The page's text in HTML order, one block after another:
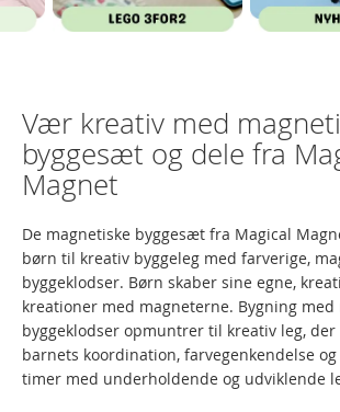
Vær kreativ med
byggesæt og dele fra
Magnet
De magnetiske byggesæt fra Magical
børn til kreativ byggeleg med farverige,
byggeklodser. Børn skaber sine egne,
kreationer med magneterne. Bygning med
byggeklodser opmuntrer til kreativ leg,
barnets koordination, farvegenkendelse
timer med underholdende og udviklende